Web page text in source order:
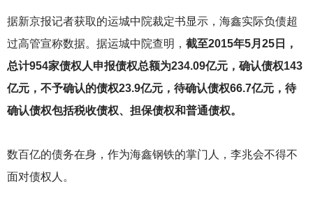
据新京报记者获取的运城中院裁定书显示，海鑫实际负债超
过高管宣称数据。据运城中院查明， 截至2015年5月25日，
总计954家债权人申报债权总额为234.09亿元，确认债权143
亿元，不予确认的债权23.9亿元，待确认债权66.7亿元，待
确认债权包括税收债权、担保债权和普通债权。
数百亿的债务在身，作为海鑫钢铁的掌门人，李兆会不得不
面对债权人。